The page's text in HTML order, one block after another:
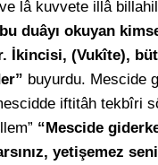
lâ kuvvete illâ
duâyı okuyan
(Vukîte),
buyurdu. Mescide
iftitâh tekbîri
“Mescide
yetişemez